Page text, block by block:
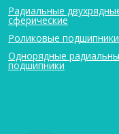
Радиальные
сферические
Роликовые подшипники
Однорядные
подшипники